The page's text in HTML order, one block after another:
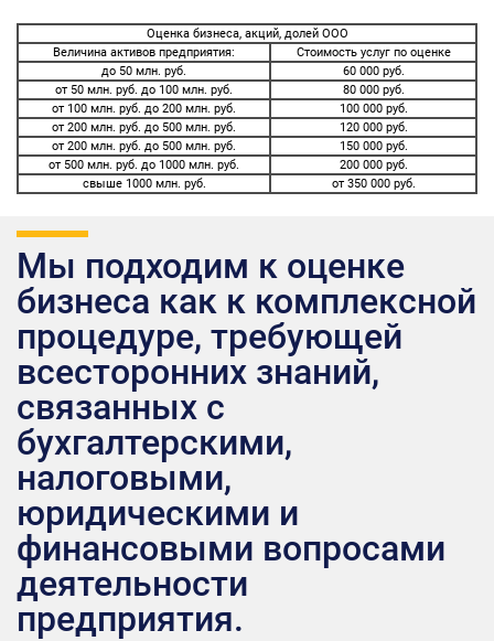
Оценка бизнеса, акций, долей ООО
Величина активов предприятия:
Стоимость услуг по оценке
до 50 млн. руб.
60 000 руб.
от 50 млн. руб. до 100 млн. руб.
80 000 руб.
от 100 млн. руб. до 200 млн. руб.
100 000 руб.
от 200 млн. руб. до 500 млн. руб.
120 000 руб.
от 200 млн. руб. до 500 млн. руб.
150 000 руб.
от 500 млн. руб. до 1000 млн. руб.
200 000 руб.
свыше 1000 млн. руб.
от 350 000 руб.
Мы подходим к оценке
бизнеса как к комплексной
процедуре, требующей
всесторонних знаний,
связанных с
бухгалтерскими,
налоговыми,
юридическими и
финансовыми вопросами
деятельности
предприятия.